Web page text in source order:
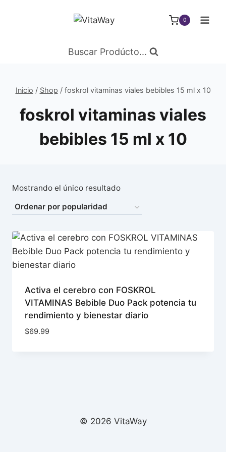
0
Buscar Prodúcto...
Inicio / Shop / foskrol vitaminas viales bebibles 15 ml x 10
foskrol vitaminas viales
bebibles 15 ml x 10
Mostrando el único resultado
Activa el cerebro con FOSKROL
VITAMINAS Bebible Duo Pack potencia tu
rendimiento y bienestar diario
$69.99
© 2026 VitaWay